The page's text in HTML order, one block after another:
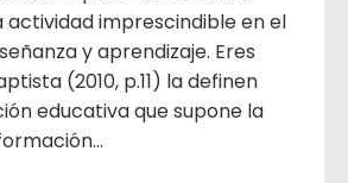
actividad imprescindible en el
y aprendizaje. Eres
(2010, p.11) la definen
educativa que supone la